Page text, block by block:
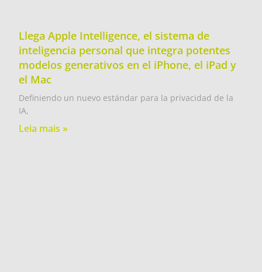
Llega Apple Intelligence, el sistema de
inteligencia personal que integra potentes
modelos generativos en el iPhone, el iPad y
el Mac
Definiendo un nuevo estándar para la privacidad de la
IA,
Leia mais »